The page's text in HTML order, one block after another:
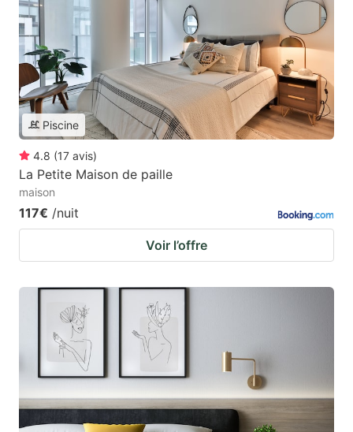
Piscine
4.8 (17 avis)
La Petite Maison de paille
maison
117€ /nuit
Voir l’offre